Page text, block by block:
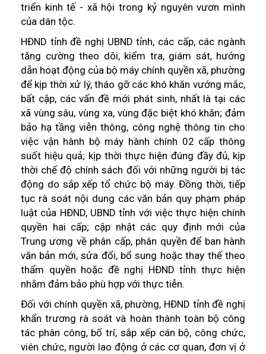
triển kinh tế - xã hội trong kỷ nguyên vươn mình
của dân tộc.
HĐND tỉnh đề nghị UBND tỉnh, các cấp, các ngành
tăng cường theo dõi, kiểm tra, giám sát, hướng
dẫn hoạt động của bộ máy chính quyền xã, phường
để kịp thời xử lý, tháo gỡ các khó khăn vướng mắc,
bất cập, các vấn đề mới phát sinh, nhất là tại các
xã vùng sâu, vùng xa, vùng đặc biệt khó khăn; đảm
bảo hạ tầng viễn thông, công nghệ thông tin cho
việc vận hành bộ máy hành chính 02 cấp thông
suốt hiệu quả; kịp thời thực hiện đúng đầy đủ, kịp
thời chế độ chính sách đối với những người bị tác
động do sắp xếp tổ chức bộ máy. Đồng thời, tiếp
tục rà soát nội dung các văn bản quy phạm pháp
luật của HĐND, UBND tỉnh với việc thực hiện chính
quyền hai cấp; cập nhật các quy định mới của
Trung ương về phân cấp, phân quyền để ban hành
văn bản mới, sửa đổi, bổ sung hoặc thay thế theo
thẩm quyền hoặc đề nghị HĐND tỉnh thực hiện
nhằm đảm bảo phù hợp với thực tiễn.
Đối với chính quyền xã, phường, HĐND tỉnh đề nghị
khẩn trương rà soát và hoàn thành toàn bộ công
tác phân công, bố trí, sắp xếp cán bộ, công chức,
viên chức, người lao động ở các cơ quan, đơn vị ở